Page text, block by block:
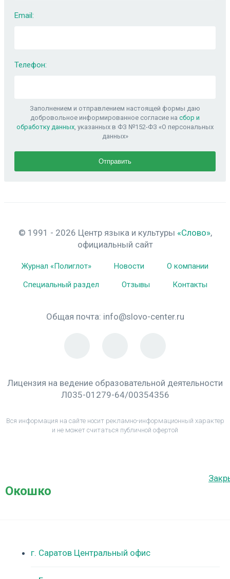
Email:
Телефон:
Заполнением и отправлением настоящей формы даю
добровольное информированное согласие на сбор и
обработку данных, указанных в ФЗ №152-ФЗ «О персональных
данных»
© 1991 - 2026 Центр языка и культуры «Слово»,
официальный сайт
Журнал «Полиглот» Новости
О компании
Специальный раздел
Отзывы Контакты
Общая почта: info@slovo-center.ru
Лицензия на ведение образовательной деятельности
Л035-01279-64/00354356
Вся информация на сайте носит рекламно-информационный характер
и не может считаться публичной офертой
Окошко
г. Саратов Центральный офис